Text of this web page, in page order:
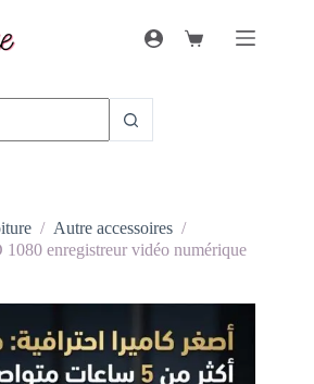
/ Autre accessoires /
enregistreur vidéo numérique